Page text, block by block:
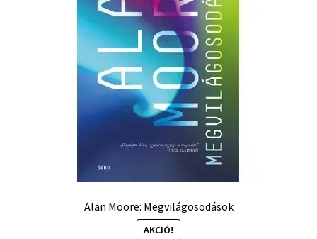
Alan Moore: Megvilágosodások
AKCIÓ!